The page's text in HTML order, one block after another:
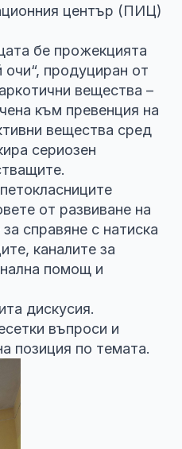
център (ПИЦ)
бе прожекцията
продуциран от
вещества –
към превенция на
вещества сред
сериозен
от развиване на
справяне с натиска
каналите за
помощ и
дискусия.
въпроси и
позиция по темата.